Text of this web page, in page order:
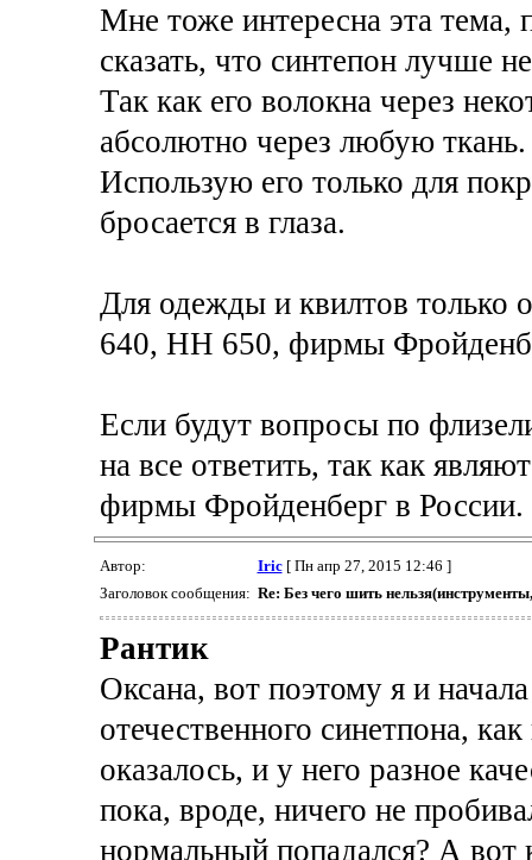
Мне тоже интересна эта тема,
сказать, что синтепон лучше
Так как его волокна через
абсолютно через любую ткань.
Использую его только для
бросается в глаза.
Для одежды и квилтов только
640, НН 650, фирмы
Если будут вопросы по
на все ответить, так как
фирмы Фройденберг в России.
Автор: Iric[ Пн апр 27, 2015 12:46 ]
Заголовок сообщения: Re: Без чего шить
Рантик
Оксана, вот поэтому я и
отечественного синетпона,
оказалось, и у него разное
пока, вроде, ничего не
нормальный попадался? А вот